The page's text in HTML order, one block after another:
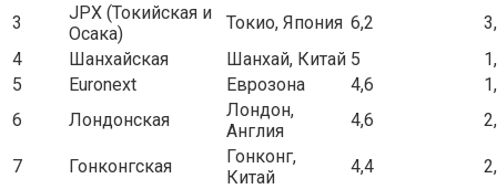
3
JPX (Токийская и
Осака)
Токио, Япония 6,2
4
Шанхайская Шанхай, Китай 5
5
Euronext Еврозона 4,6
6
Лондонская
Лондон,
Англия
4,6
7 Гонконгская
Гонконг,
Китай
4,4